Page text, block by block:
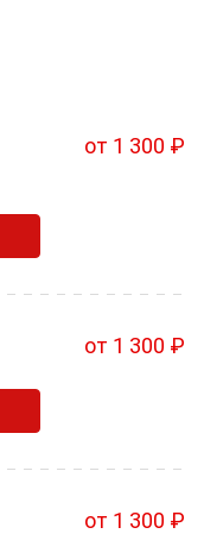
от 1 300 ₽
от 1 300 ₽
от 1 300 ₽